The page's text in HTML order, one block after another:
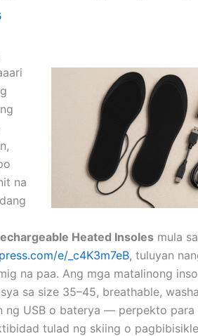
na
Heated Insoles mula
e/_c4K3m7eB, tuluyan
na paa. Ang mga matalinong
sa size 35–45, breathable,
ng USB o baterya — perpekto para
tulad ng skiing o